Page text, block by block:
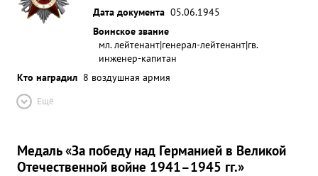
Дата документа 05.06.1945
Воинское звание
мл. лейтенант|генерал-лейтенант|гв.
инженер-капитан
Кто наградил 8 воздушная армия
Ещё
Медаль «За победу над Германией в Великой
Отечественной войне 1941–1945 гг.»